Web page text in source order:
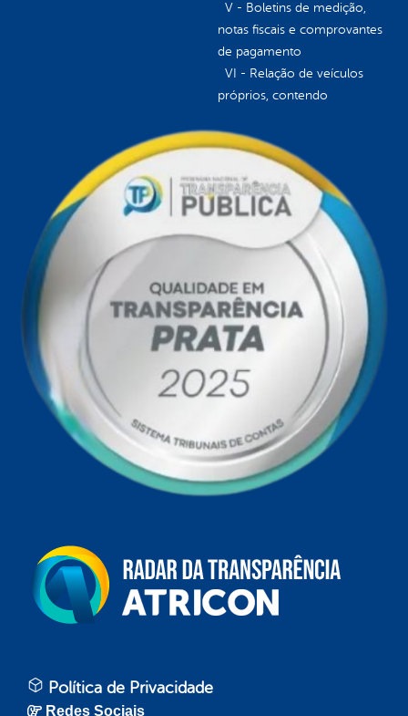
V - Boletins de medição,
notas fiscais e comprovantes
de pagamento
VI - Relação de veículos
próprios, contendo
Política de Privacidade
Redes Sociais